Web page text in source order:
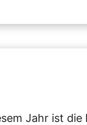
Jahr ist